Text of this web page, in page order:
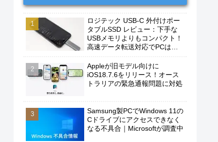
ロジテック USB-C 外付けポー
タブルSSD レビュー：下手な
USBメモリよりもコンパクト！
高速データ転送対応でPCは勿
もおすすめ！
Appleが旧モデル向けに
iOS18.7.6をリリース！オース
トラリアの緊急通報問題に対処
Samsung製PCでWindows 11の
Cドライブにアクセスできなく
なる不具合｜Microsoftが調査中